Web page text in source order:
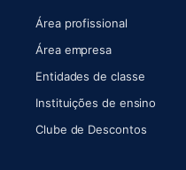
Área profissional
Área empresa
Entidades de classe
Instituições de ensino
Clube de Descontos